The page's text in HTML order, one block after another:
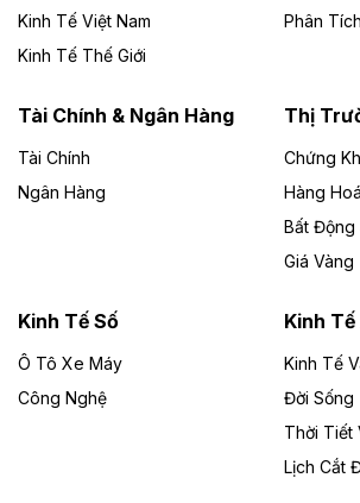
Theo vietnamfinance.vn
Đức Long Gia Lai mở rộng ‘hệ
Lai
Bốn doanh nghiệp có sự góp vốn của
phần Tập đoàn Đức Long Gia Lai
Gia Lai với tổng vốn hơn 4.750 tỷ đồng.
Đồng Nai cho thuê gần 59 ha
công nghiệp ở Long Thành
UBND TP Đồng Nai cho Công ty Amata
đất để đầu tư khu công nghiệp công
Kinh Tế Việt Nam
Kinh Tế Thế Giới
Phân
Tài Chính & Ngân Hàng
Tài Chính
Ngân Hàng
Thị
Chứng
Hàng Hoá
Bất Động
Giá Vàng
Kinh Tế Số
Ô Tô Xe Máy
Công Nghệ
Kinh Tế
Kinh Tế
Đời Sống
Thời Tiết
Lịch Cắt